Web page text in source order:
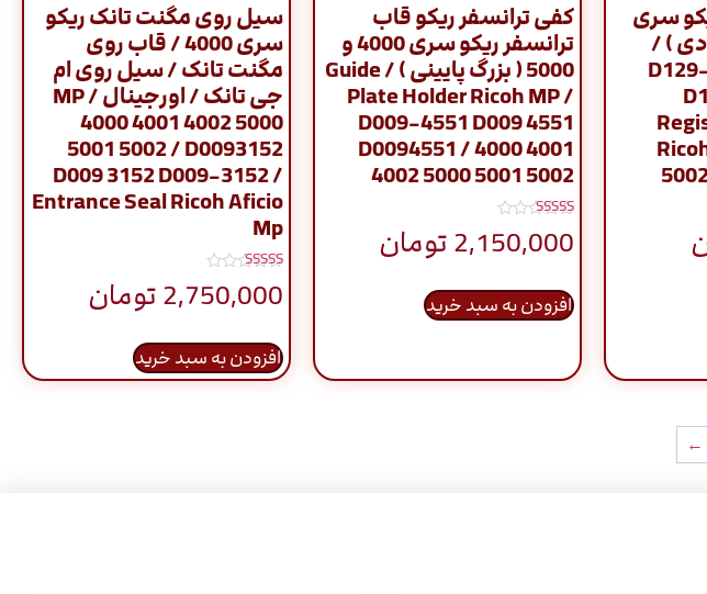
سری
2 عددی ) /
کفی ترانسفر ریکو قاب
ترانسفر ریکو سری 4000 و
5000 ( بزرگ پایینی ) / Guide
Plate Holder Ricoh MP /
D009-4551 D009 4551
D0094551 / 4000 4001
4002 5000 5001 5002
نمره
5.00
از 5
2,150,000تومان
افزودن به سبد خرید
سیل روی مگنت تانک ریکو
سری 4000 / قاب روی
مگنت تانک / سیل روی ام
جی تانک / اورجینال / MP
4000 4001 4002 5000
5001 5002 / D0093152
D009 3152 D009-3152 /
Entrance Seal Ricoh Aficio
Mp
نمره
5.00
از 5
2,750,000تومان
افزودن به سبد خرید
←